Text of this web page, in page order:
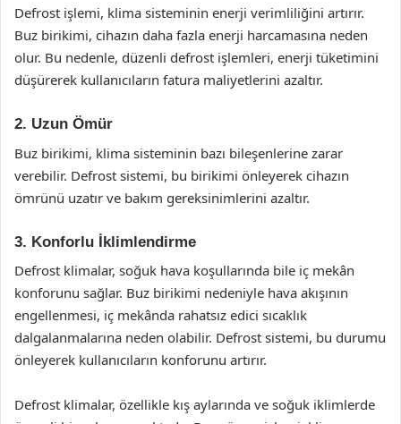
Defrost işlemi, klima sisteminin enerji verimliliğini artırır.
Buz birikimi, cihazın daha fazla enerji harcamasına neden
olur. Bu nedenle, düzenli defrost işlemleri, enerji tüketimini
düşürerek kullanıcıların fatura maliyetlerini azaltır.
2. Uzun Ömür
Buz birikimi, klima sisteminin bazı bileşenlerine zarar
verebilir. Defrost sistemi, bu birikimi önleyerek cihazın
ömrünü uzatır ve bakım gereksinimlerini azaltır.
3. Konforlu İklimlendirme
Defrost klimalar, soğuk hava koşullarında bile iç mekân
konforunu sağlar. Buz birikimi nedeniyle hava akışının
engellenmesi, iç mekânda rahatsız edici sıcaklık
dalgalanmalarına neden olabilir. Defrost sistemi, bu durumu
önleyerek kullanıcıların konforunu artırır.
Defrost klimalar, özellikle kış aylarında ve soğuk iklimlerde